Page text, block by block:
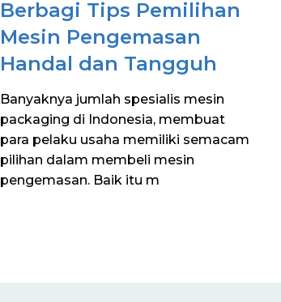
Berbagi Tips Pemilihan
Mesin Pengemasan
Handal dan Tangguh
Banyaknya jumlah spesialis mesin
packaging di Indonesia, membuat
para pelaku usaha memiliki semacam
pilihan dalam membeli mesin
pengemasan. Baik itu m